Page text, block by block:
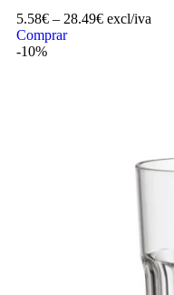
5.58€ – 28.49€ excl/iva
Comprar
-10%